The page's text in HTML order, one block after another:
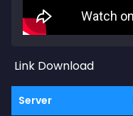
Link Download
Server